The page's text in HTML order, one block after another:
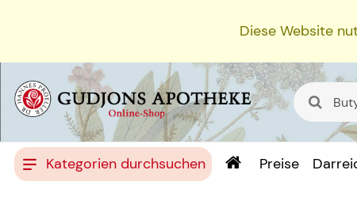
Diese Website
Kategorien durchsuchen Preise